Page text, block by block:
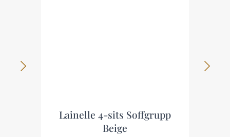
Lainelle 4-sits Soffgrupp